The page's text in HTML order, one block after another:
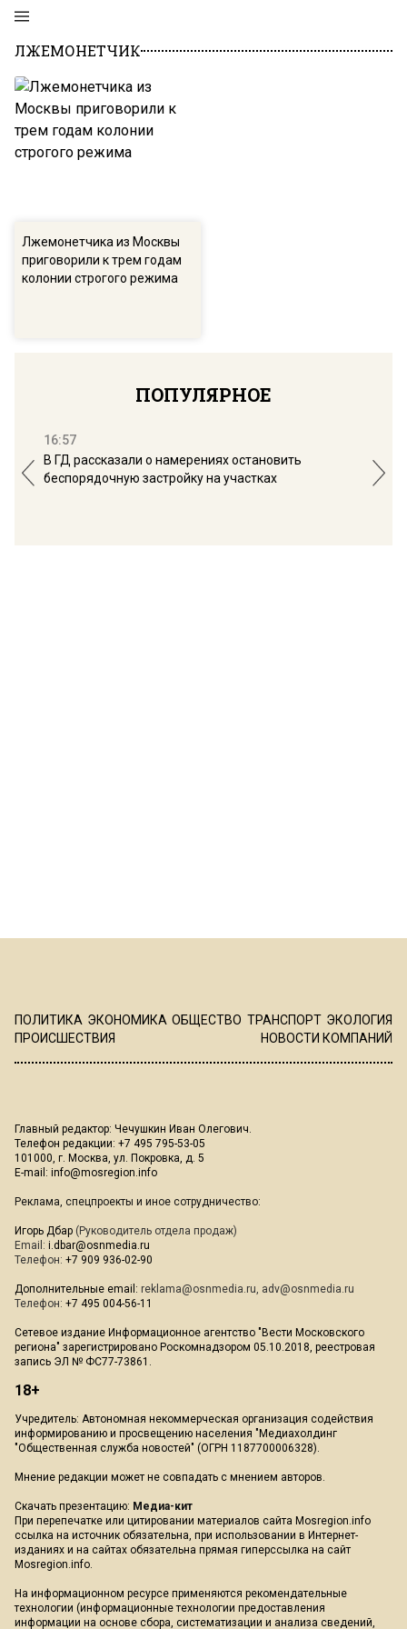
ЛЖЕМОНЕТЧИК
Лжемонетчика из Москвы
приговорили к трем годам
колонии строгого режима
ПОПУЛЯРНОЕ
16:57
В ГД рассказали о намерениях остановить
беспорядочную застройку на участках
ПОЛИТИКА ЭКОНОМИКА ОБЩЕСТВО ТРАНСПОРТ ЭКОЛОГИЯ
ПРОИСШЕСТВИЯ
НОВОСТИ КОМПАНИЙ
Главный редактор: Чечушкин Иван Олегович.
Телефон редакции: +7 495 795-53-05
101000, г. Москва, ул. Покровка, д. 5
E-mail: info@mosregion.info
Реклама, спецпроекты и иное сотрудничество:
Игорь Дбар (Руководитель отдела продаж)
Email: i.dbar@osnmedia.ru
Телефон: +7 909 936-02-90
Дополнительные email: reklama@osnmedia.ru, adv@osnmedia.ru
Телефон: +7 495 004-56-11
Сетевое издание Информационное агентство "Вести Московского
региона" зарегистрировано Роскомнадзором 05.10.2018, реестровая
запись ЭЛ № ФС77-73861.
18+
Учредитель: Автономная некоммерческая организация содействия
информированию и просвещению населения "Медиахолдинг
"Общественная служба новостей" (ОГРН 1187700006328).
Мнение редакции может не совпадать с мнением авторов.
Скачать презентацию: Медиа-кит
При перепечатке или цитировании материалов сайта Mosregion.info
ссылка на источник обязательна, при использовании в Интернет-
изданиях и на сайтах обязательна прямая гиперссылка на сайт
Mosregion.info.
На информационном ресурсе применяются рекомендательные
технологии (информационные технологии предоставления
информации на основе сбора, систематизации и анализа сведений,